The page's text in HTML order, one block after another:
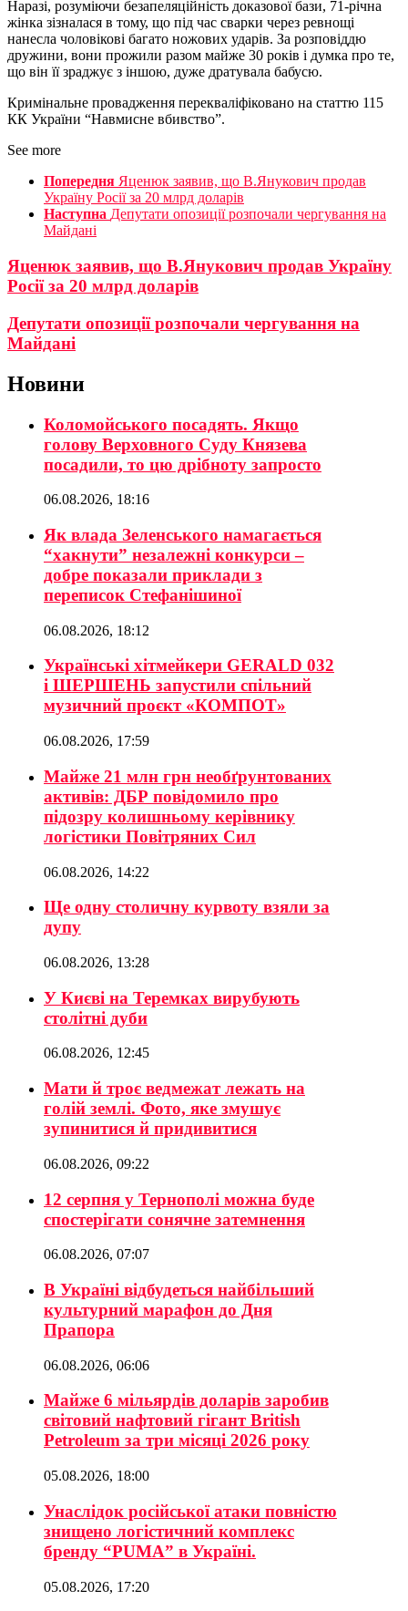
Наразі, розуміючи безапеляційність доказової бази, 71-річна
жінка зізналася в тому, що під час сварки через ревнощі
нанесла чоловікові багато ножових ударів. За розповіддю
дружини, вони прожили разом майже 30 років і думка про те,
що він її зраджує з іншою, дуже дратувала бабусю.
Кримінальне провадження перекваліфіковано на статтю 115
КК України “Навмисне вбивство”.
See more
Попередня Яценюк заявив, що В.Янукович продав
Україну Росії за 20 млрд доларів
Наступна Депутати опозиції розпочали чергування на
Майдані
Яценюк заявив, що В.Янукович продав Україну
Росії за 20 млрд доларів
Депутати опозиції розпочали чергування на
Майдані
Новини
Коломойського посадять. Якщо
голову Верховного Суду Князева
посадили, то цю дрібноту запросто
06.08.2026, 18:16
Як влада Зеленського намагається
“хакнути” незалежні конкурси –
добре показали приклади з
переписок Стефанішиної
06.08.2026, 18:12
Українські хітмейкери GERALD 032
і ШЕРШЕНЬ запустили спільний
музичний проєкт «КОМПОТ»
06.08.2026, 17:59
Майже 21 млн грн необґрунтованих
активів: ДБР повідомило про
підозру колишньому керівнику
логістики Повітряних Сил
06.08.2026, 14:22
Ще одну столичну курвоту взяли за
дупу
06.08.2026, 13:28
У Києві на Теремках вирубують
столітні дуби
06.08.2026, 12:45
Мати й троє ведмежат лежать на
голій землі. Фото, яке змушує
зупинитися й придивитися
06.08.2026, 09:22
12 серпня у Тернополі можна буде
спостерігати сонячне затемнення
06.08.2026, 07:07
В Україні відбудеться найбільший
культурний марафон до Дня
Прапора
06.08.2026, 06:06
Майже 6 мільярдів доларів заробив
світовий нафтовий гігант British
Petroleum за три місяці 2026 року
05.08.2026, 18:00
Унаслідок російської атаки повністю
знищено логістичний комплекс
бренду “PUMA” в Україні.
05.08.2026, 17:20